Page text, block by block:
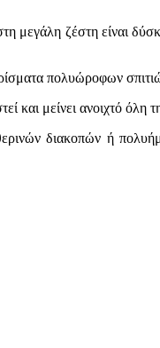
μεγάλη ζέστη είναι
πολυώροφων
και μείνει ανοιχτό όλη
διακοπών ή